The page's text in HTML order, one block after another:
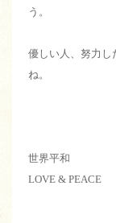
う。
優しい人、努力し
ね。
世界平和
LOVE & PEACE